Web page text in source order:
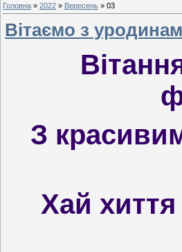
Головна » 2022 » Вересень » 03
Вітаємо з
З
Хай